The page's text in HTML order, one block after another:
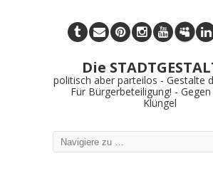
Die
politisch aber parteilos - Gestalte
Für Bürgerbeteiligung! - Gegen
Klüngel